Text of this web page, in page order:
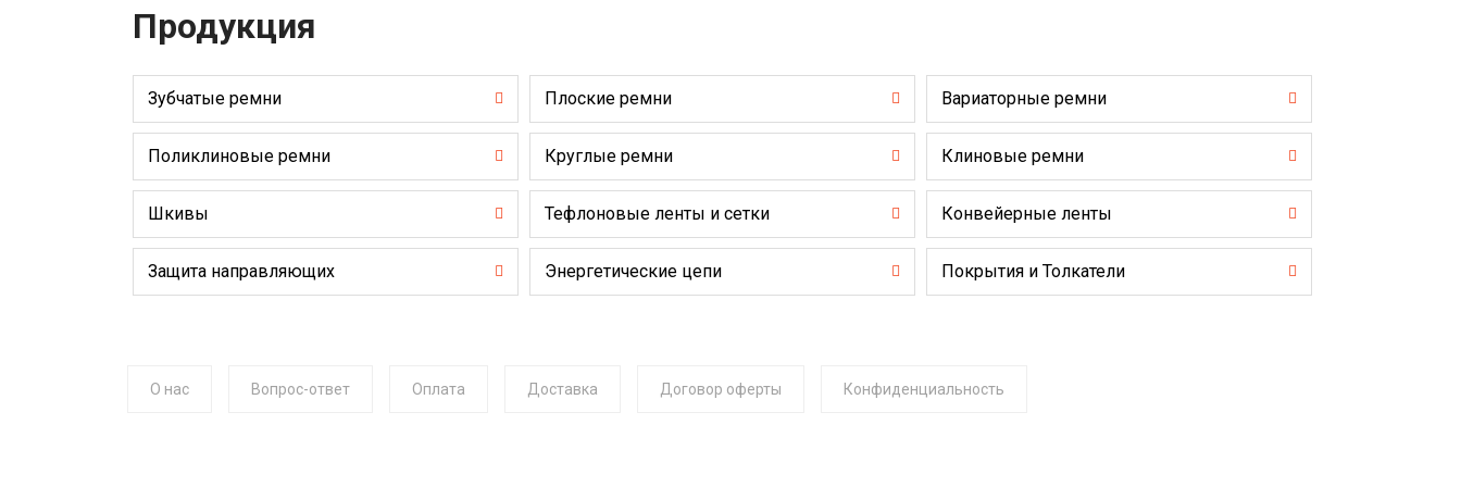
Продукция
Зубчатые ремни Плоские ремни Вариаторные ремни
Поликлиновые ремни Круглые ремни Клиновые ремни
Шкивы Тефлоновые ленты и сетки Конвейерные ленты
Защита направляющих Энергетические цепи Покрытия и Толкатели
О нас Вопрос-ответ Оплата Доставка Договор оферты Конфиденциальность